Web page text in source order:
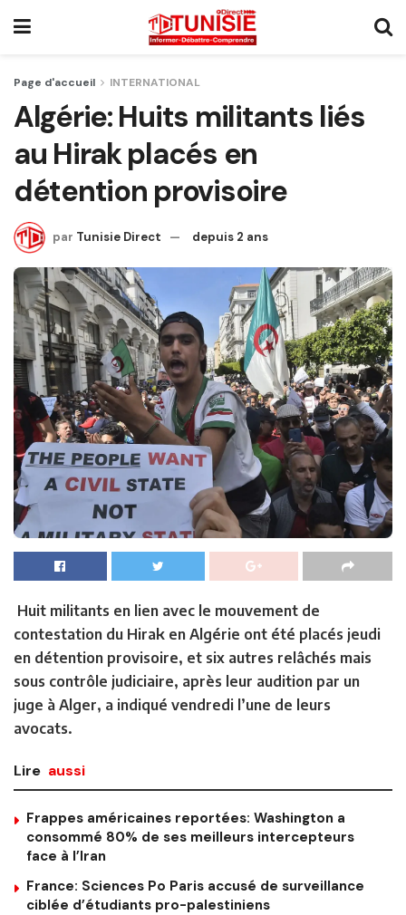
Page d'accueil INTERNATIONAL
Algérie: Huits militants liés
au Hirak placés en
détention provisoire
par Tunisie Direct depuis 2 ans
Huit militants en lien avec le mouvement de
contestation du Hirak en Algérie ont été placés jeudi
en détention provisoire, et six autres relâchés mais
sous contrôle judiciaire, après leur audition par un
juge à Alger, a indiqué vendredi l’une de leurs
avocats.
Lire aussi
Frappes américaines reportées: Washington a
consommé 80% de ses meilleurs intercepteurs
face à l’Iran
France: Sciences Po Paris accusé de surveillance
ciblée d’étudiants pro-palestiniens